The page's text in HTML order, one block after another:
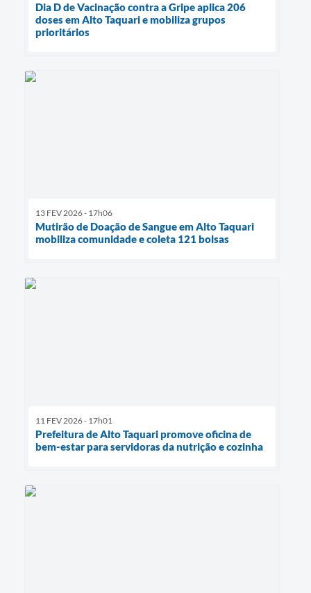
Dia D de Vacinação contra a Gripe aplica 206
doses em Alto Taquari e mobiliza grupos
prioritários
13 FEV 2026 - 17h06
Mutirão de Doação de Sangue em Alto Taquari
mobiliza comunidade e coleta 121 bolsas
11 FEV 2026 - 17h01
Prefeitura de Alto Taquari promove oficina de
bem-estar para servidoras da nutrição e cozinha